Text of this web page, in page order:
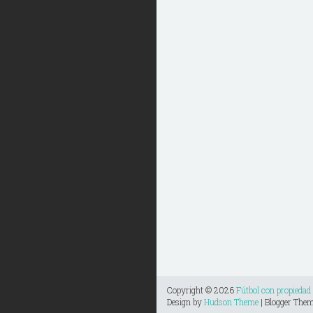
Copyright ©2026Fútbol con propiedad
Design byHudson Theme | Blogger